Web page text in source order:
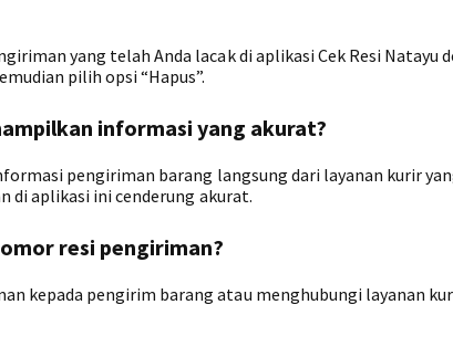
yang telah Anda lacak di aplikasi Cek Resi Natayu
pilih opsi “Hapus”.
informasi yang akurat?
pengiriman barang langsung dari layanan kurir
di aplikasi ini cenderung akurat.
resi pengiriman?
kepada pengirim barang atau menghubungi layanan